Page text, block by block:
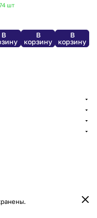
шт
В
В
корзину
В
корзину